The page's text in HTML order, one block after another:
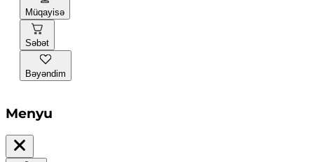
Müqayisə
Səbət
Bəyəndim
Menyu